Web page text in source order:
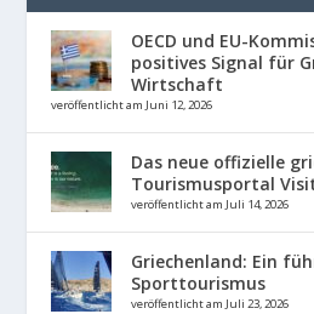
OECD und EU-
positives Signal für
Wirtschaft
veröffentlicht am Juni 12, 2026
Das neue offizielle
Tourismusportal
veröffentlicht am Juli 14, 2026
Griechenland: Ein
Sporttourismus
veröffentlicht am Juli 23, 2026